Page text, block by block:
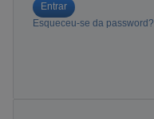
Entrar
Esqueceu-se da password?